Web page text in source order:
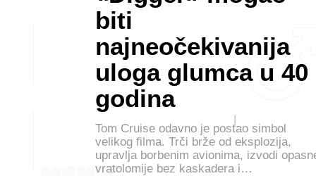
biti
najneočekivanija
uloga glumca u 40
godina
Tom Cruise odavno je postao simbol
velikog filma. Trči brže od eksplozija,
upravlja borbenim avionima, izvodi
vratolomije bez kaskadera i…